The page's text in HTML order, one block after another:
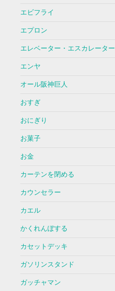
エビフライ
エプロン
エレベーター・エスカレーター
エンヤ
オール阪神巨人
おすぎ
おにぎり
お菓子
お金
カーテンを閉める
カウンセラー
カエル
かくれんぼする
カセットデッキ
ガソリンスタンド
ガッチャマン